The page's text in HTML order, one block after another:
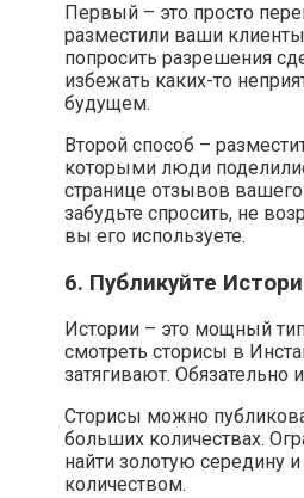
Первый – это просто
разместили ваши
попросить разрешения
избежать каких-то
будущем.
Второй способ –
которыми люди
странице отзывов
забудьте спросить, не
вы его используете.
6. Публикуйте
Истории – это мощный
смотреть сторисы в
затягивают. Обязательно
Сторисы можно
больших количествах.
найти золотую середину
количеством.